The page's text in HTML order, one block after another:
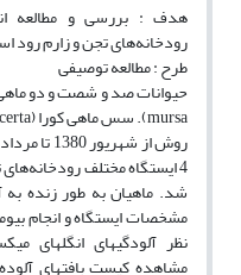
هدف : بررسی و مطالعه
رودخانه‌های تجن و زارم رود
طرح : مطالعه توصیفی
mursa). سس ماهی کورا (B.lacerta). سس ماهی بزرگ سر (B.capito)
4 ایستگاه مختلف
شد. ماهیان به طور زنده
مشخصات ایستگاه و انجام
نظر آلودگیهای انگلهای